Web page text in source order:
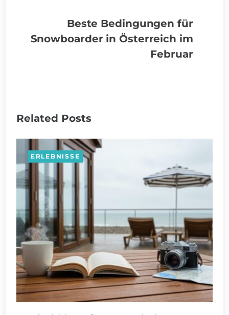
Beste Bedingungen für
Snowboarder in Österreich im
Februar
Related Posts
ERLEBNISSE